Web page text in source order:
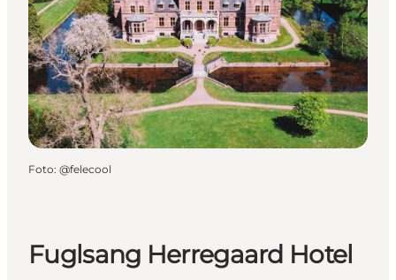
Foto: @felecool
Fuglsang Herregaard Hotel